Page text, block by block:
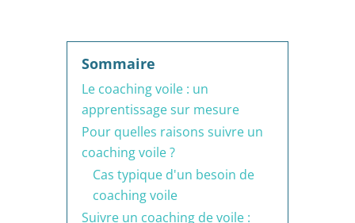
Sommaire
Le coaching voile : un
apprentissage sur mesure
Pour quelles raisons suivre un
coaching voile ?
Cas typique d'un besoin de
coaching voile
Suivre un coaching de voile :